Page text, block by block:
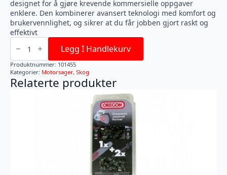
designet for å gjøre krevende kommersielle oppgaver
enklere. Den kombinerer avansert teknologi med komfort og
brukervennlighet, og sikrer at du får jobben gjort raskt og
effektivt
Echo
DCS-
2500T
m/batteri
og
lader
antall
Legg I Handlekurv
Produktnummer: 101455
Kategorier: Motorsager, Skog
Relaterte produkter